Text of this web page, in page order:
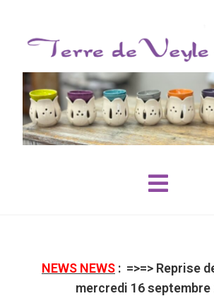
NEWS NEWS : =>=> Reprise
mercredi 16 septembre